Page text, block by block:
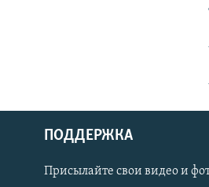
Українською
ПОДДЕРЖКА
Присылайте свои видео и